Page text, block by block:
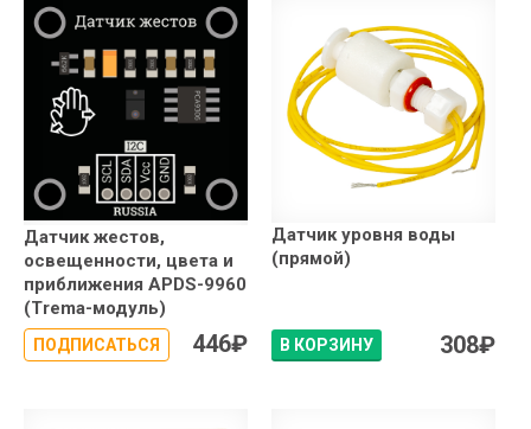
Датчик жестов,
освещенности, цвета и
приближения APDS-9960
(Trema-модуль)
ПОДПИСАТЬСЯ 446₽
Датчик уровня воды
(прямой)
В КОРЗИНУ 308₽